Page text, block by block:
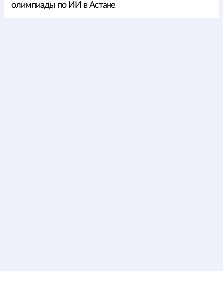
олимпиады по ИИ в Астане